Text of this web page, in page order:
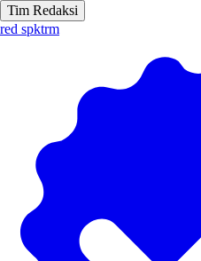
Tim Redaksi
red spktrm